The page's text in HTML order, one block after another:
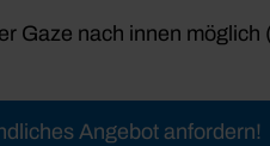
Gaze nach innen möglich
Angebot anfordern!